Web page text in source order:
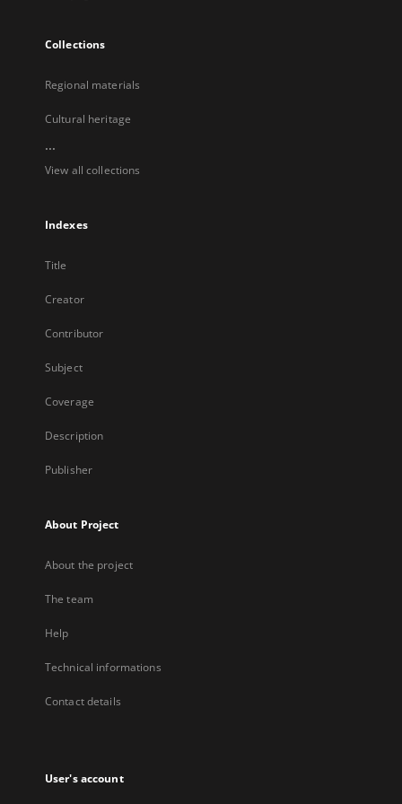
Collections
Regional materials
Cultural heritage
...
View all collections
Indexes
Title
Creator
Contributor
Subject
Coverage
Description
Publisher
About Project
About the project
The team
Help
Technical informations
Contact details
User's account